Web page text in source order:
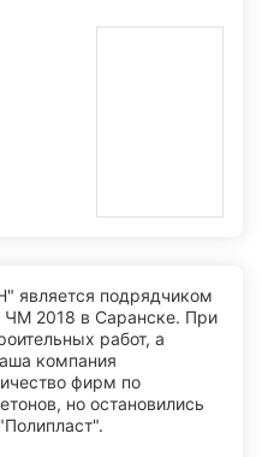
подрядчиком
ЧМ 2018 в Саранске. При
работ, а
компания
фирм по
но остановились